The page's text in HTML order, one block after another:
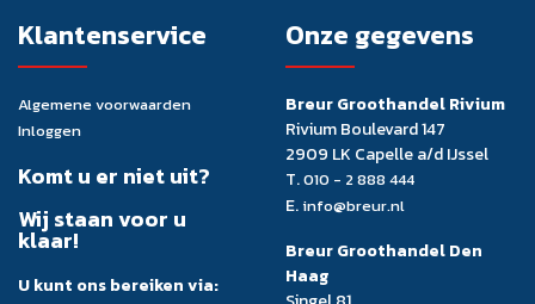
Klantenservice
Algemene voorwaarden
Inloggen
Komt u er niet uit?
Wij staan voor u
klaar!
U kunt ons bereiken via:
Onze gegevens
Breur Groothandel Rivium
Rivium Boulevard 147
2909 LK Capelle a/d IJssel
T.010 - 2 888 444
E. info@breur.nl
Breur Groothandel Den
Haag